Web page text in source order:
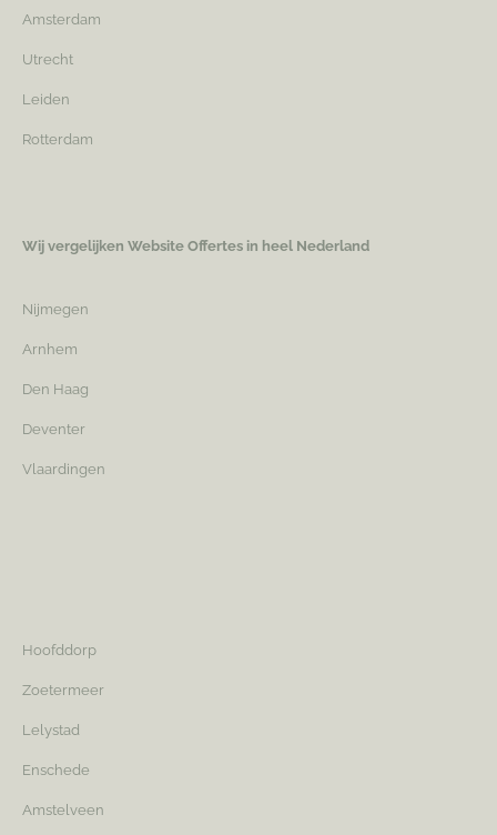
Amsterdam
Utrecht
Leiden
Rotterdam
Wij vergelijken Website Offertes in heel Nederland
Nijmegen
Arnhem
Den Haag
Deventer
Vlaardingen
Hoofddorp
Zoetermeer
Lelystad
Enschede
Amstelveen